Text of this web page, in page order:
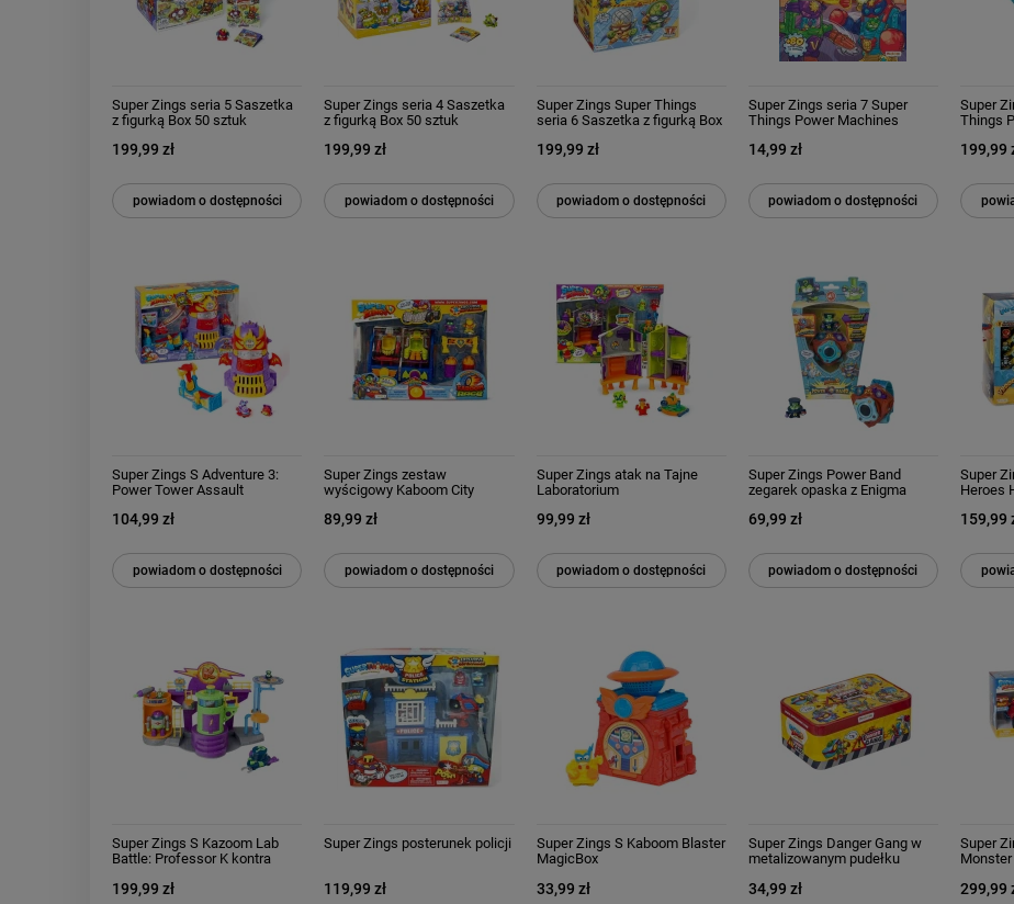
Super Zings seria 5 Saszetka
z figurką Box 50 sztuk
199,99 zł
powiadom o dostępności
Super Zings seria 4 Saszetka
z figurką Box 50 sztuk
199,99 zł
powiadom o dostępności
Super Zings Super Things
seria 6 Saszetka z figurką Box
199,99 zł
powiadom o dostępności
Super Zings seria 7 Super
Things Power Machines
PowerJet 2 szt Superthings
14,99 zł
powiadom o dostępności
Super
Things
sztuk
199,99
Super Zings S Adventure 3:
Power Tower Assault
104,99 zł
powiadom o dostępności
Super Zings zestaw
wyścigowy Kaboom City
89,99 zł
powiadom o dostępności
Super Zings atak na Tajne
Laboratorium
99,99 zł
powiadom o dostępności
Super Zings Power Band
zegarek opaska z Enigma
69,99 zł
powiadom o dostępności
Super
Heroes
159,99
Super Zings S Kazoom Lab
Battle: Professor K kontra
199,99 zł
Super Zings posterunek policji
119,99 zł
Super Zings S Kaboom Blaster
MagicBox
33,99 zł
Super Zings Danger Gang w
metalizowanym pudełku
34,99 zł
Super
299,99